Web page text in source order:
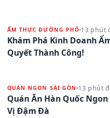
ẨM THỰC ĐƯỜNG PHỐ 13 phút
Khám Phá Kinh Doanh
Quyết Thành Công!
QUÁN NGON SÀI GÒN 13 phút
Quán Ăn Hàn Quốc
Vị Đậm Đà